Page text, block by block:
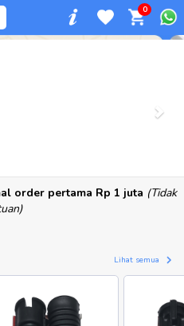
0
order pertama Rp 1 juta (Tidak
Lihat semua